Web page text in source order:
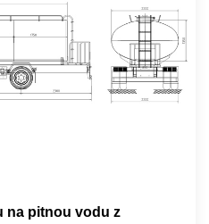
na pitnou vodu z